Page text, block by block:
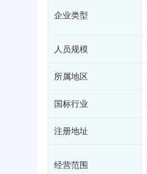
企业类型
人员规模
所属地区
国标行业
注册地址
经营范围